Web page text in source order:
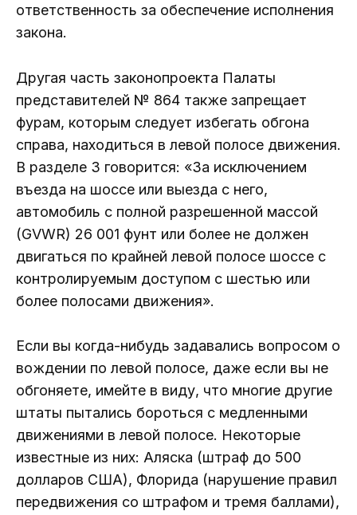
ответственность за обеспечение исполнения
закона.
Другая часть законопроекта Палаты
представителей № 864 также запрещает
фурам, которым следует избегать обгона
справа, находиться в левой полосе движения.
В разделе 3 говорится: «За исключением
въезда на шоссе или выезда с него,
автомобиль с полной разрешенной массой
(GVWR) 26 001 фунт или более не должен
двигаться по крайней левой полосе шоссе с
контролируемым доступом с шестью или
более полосами движения».
Если вы когда-нибудь задавались вопросом о
вождении по левой полосе, даже если вы не
обгоняете, имейте в виду, что многие другие
штаты пытались бороться с медленными
движениями в левой полосе. Некоторые
известные из них: Аляска (штраф до 500
долларов США), Флорида (нарушение правил
передвижения со штрафом и тремя баллами),